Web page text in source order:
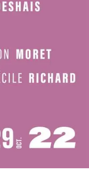
GALERISTES
D'EXPO